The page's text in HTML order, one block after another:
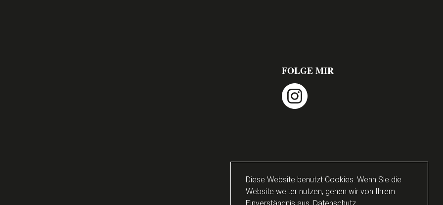
FOLGE MIR
instagram
Diese Website benutzt Cookies. Wenn Sie die
Website weiter nutzen, gehen wir von Ihrem
Einverständnis aus. Datenschutz.